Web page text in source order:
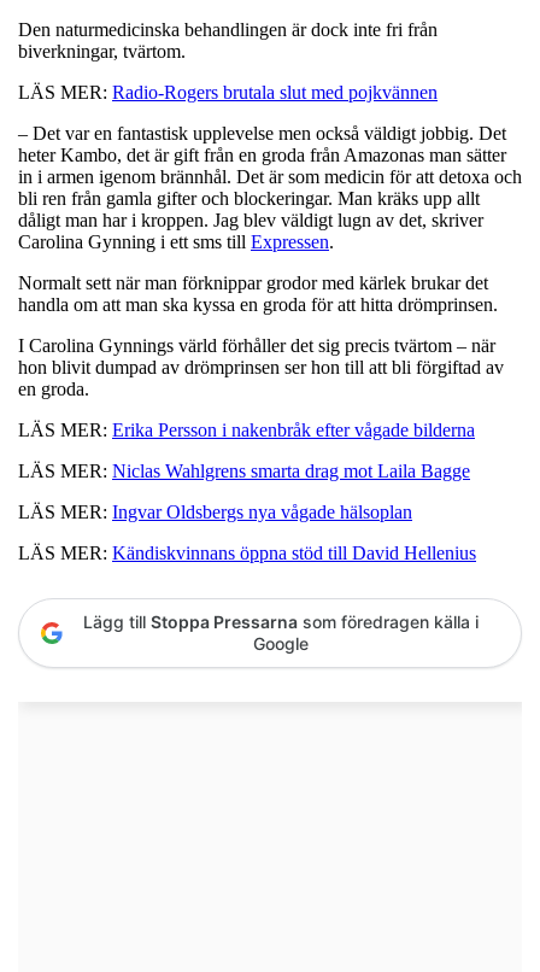
Den naturmedicinska behandlingen är dock inte fri från
biverkningar, tvärtom.
LÄS MER: Radio-Rogers brutala slut med pojkvännen
– Det var en fantastisk upplevelse men också väldigt jobbig. Det
heter Kambo, det är gift från en groda från Amazonas man sätter
in i armen igenom brännhål. Det är som medicin för att detoxa och
bli ren från gamla gifter och blockeringar. Man kräks upp allt
dåligt man har i kroppen. Jag blev väldigt lugn av det, skriver
Carolina Gynning i ett sms till Expressen.
Normalt sett när man förknippar grodor med kärlek brukar det
handla om att man ska kyssa en groda för att hitta drömprinsen.
I Carolina Gynnings värld förhåller det sig precis tvärtom – när
hon blivit dumpad av drömprinsen ser hon till att bli förgiftad av
en groda.
LÄS MER: Erika Persson i nakenbråk efter vågade bilderna
LÄS MER: Niclas Wahlgrens smarta drag mot Laila Bagge
LÄS MER: Ingvar Oldsbergs nya vågade hälsoplan
LÄS MER: Kändiskvinnans öppna stöd till David Hellenius
Lägg till Stoppa Pressarna som föredragen källa i
Google